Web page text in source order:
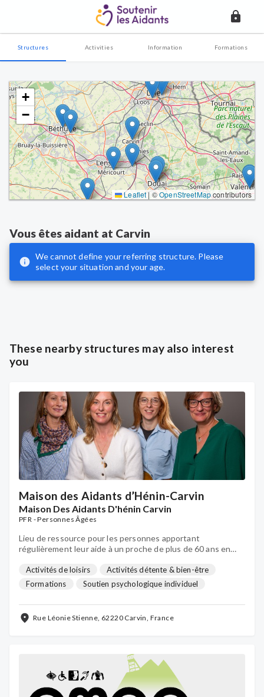
Structures Activities Information Formations
+
−
Leaflet |©OpenStreetMapcontributors
Vous êtes aidant at Carvin
We cannot define your referring structure. Please
select your situation and your age.
These nearby structures may also interest
you
Maison des Aidants d’Hénin-Carvin
Maison Des Aidants D'hénin Carvin
PFR - Personnes Âgées
Lieu de ressource pour les personnes apportant
régulièrement leur aide à un proche de plus de 60 ans en
de maladie neurodégénérative (Alzheimer, sclérose en
plaques, mala
Activités de loisirs
Activités détente & bien-être
Formations
Soutien psychologique individuel
...
Rue Léonie Stienne, 62220 Carvin, France